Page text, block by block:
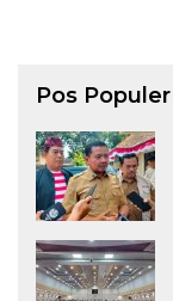
Pos Populer